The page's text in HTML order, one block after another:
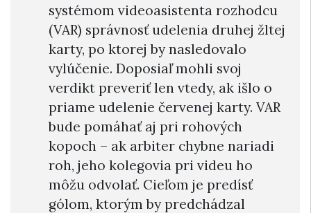
systémom videoasistenta rozhodcu
(VAR) správnosť udelenia druhej žltej
karty, po ktorej by nasledovalo
vylúčenie. Doposiaľ mohli svoj
verdikt preveriť len vtedy, ak išlo o
priame udelenie červenej karty. VAR
bude pomáhať aj pri rohových
kopoch – ak arbiter chybne nariadi
roh, jeho kolegovia pri videu ho
môžu odvolať. Cieľom je predísť
gólom, ktorým by predchádzal